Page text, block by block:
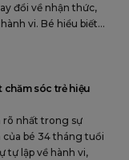
đổi về nhận thức,
vi. Bé hiểu biết
chăm sóc trẻ hiệu
rõ nhất trong sự
của bé 34 tháng tuổi
tự lập về hành vi,